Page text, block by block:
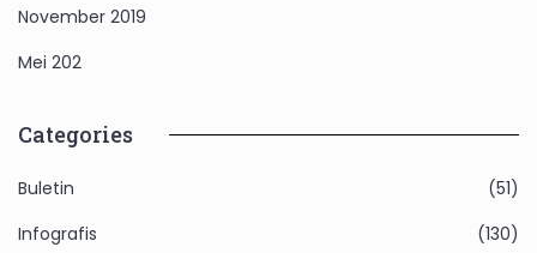
November 2019
Mei 202
Categories
Buletin
(51)
Infografis
(130)